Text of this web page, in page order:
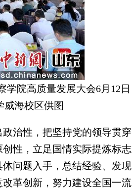
院高质量发展大会6月12日
威海校区供图
治性，把坚持党的领导贯穿
性，立足国情实际提炼标志
问题入手，总结经验、发现
革创新，努力建设全国一流